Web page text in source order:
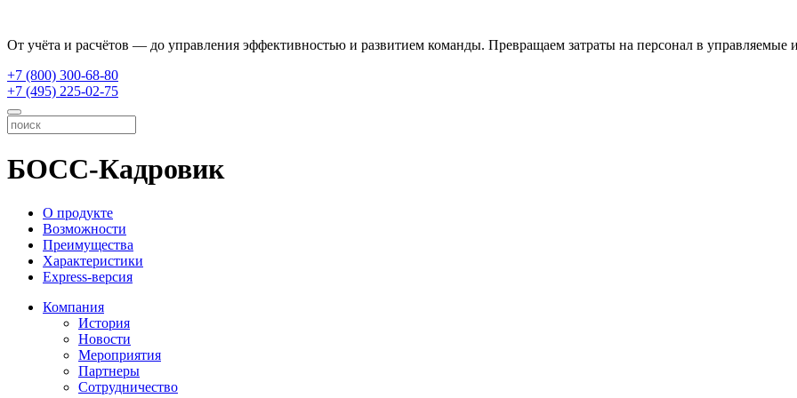
От учёта и расчётов — до управления эффективностью и развитием команды. Превращаем затраты на персонал в управляемые
+7 (800) 300-68-80
+7 (495) 225-02-75
БОСС-Кадровик
О продукте
Возможности
Преимущества
Характеристики
Express-версия
Компания
История
Новости
Мероприятия
Партнеры
Сотрудничество